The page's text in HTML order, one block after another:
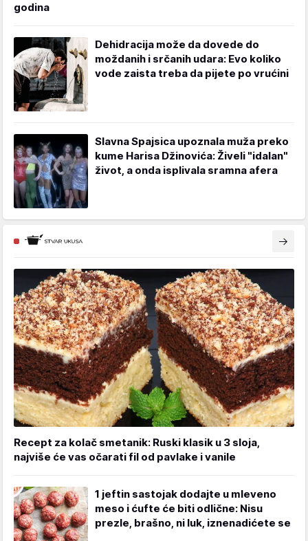
godina
Dehidracija može da dovede do
moždanih i srčanih udara: Evo koliko
vode zaista treba da pijete po vrućini
Slavna Spajsica upoznala muža preko
kume Harisa Džinovića: Živeli "idalan"
život, a onda isplivala sramna afera
Recept za kolač smetanik: Ruski klasik u 3 sloja,
najviše će vas očarati fil od pavlake i vanile
1 jeftin sastojak dodajte u mleveno
meso i ćufte će biti odlične: Nisu
prezle, brašno, ni luk, iznenadićete se